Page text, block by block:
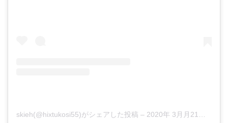
skieh(@hixtukosi55)がシェアした投稿 – 2020年 3月月21日午前4時38分PDT